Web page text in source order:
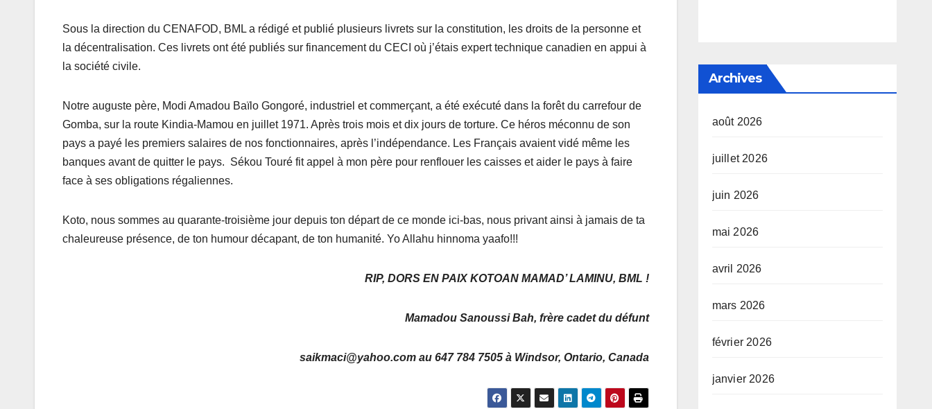
Sous la direction du CENAFOD, BML a rédigé et publié plusieurs livrets sur la constitution, les droits de la personne et
la décentralisation. Ces livrets ont été publiés sur financement du CECI où j’étais expert technique canadien en appui à
la société civile.
Notre auguste père, Modi Amadou Baïlo Gongoré, industriel et commerçant, a été exécuté dans la forêt du carrefour de
Gomba, sur la route Kindia-Mamou en juillet 1971. Après trois mois et dix jours de torture. Ce héros méconnu de son
pays a payé les premiers salaires de nos fonctionnaires, après l’indépendance. Les Français avaient vidé même les
banques avant de quitter le pays. Sékou Touré fit appel à mon père pour renflouer les caisses et aider le pays à faire
face à ses obligations régaliennes.
Koto, nous sommes au quarante-troisième jour depuis ton départ de ce monde ici-bas, nous privant ainsi à jamais de ta
chaleureuse présence, de ton humour décapant, de ton humanité. Yo Allahu hinnoma yaafo!!!
RIP, DORS EN PAIX KOTOAN MAMAD’ LAMINU, BML !
Mamadou Sanoussi Bah, frère cadet du défunt
saikmaci@yahoo.com au 647 784 7505 à Windsor, Ontario, Canada
Archives
août 2026
juillet 2026
juin 2026
mai 2026
avril 2026
mars 2026
février 2026
janvier 2026